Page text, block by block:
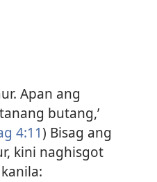
Apan ang
butang,’
4:11) Bisag ang
kini naghisgot